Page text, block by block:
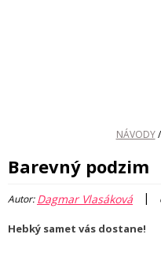
NÁVODY /
Barevný podzim
Autor:Dagmar Vlasáková |
Hebký samet vás dostane!